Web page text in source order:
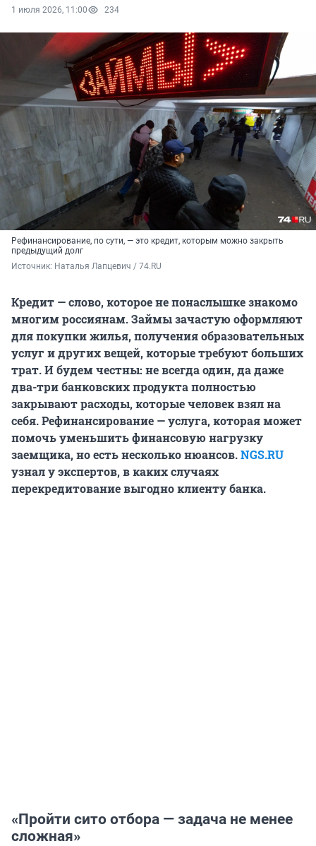
1 июля 2026, 11:00 234
Рефинансирование, по сути, — это кредит, которым можно закрыть
предыдущий долг
Источник: Наталья Лапцевич / 74.RU
Кредит — слово, которое не понаслышке знакомо
многим россиянам. Займы зачастую оформляют
для покупки жилья, получения образовательных
услуг и других вещей, которые требуют больших
трат. И будем честны: не всегда один, да даже
два-три банковских продукта полностью
закрывают расходы, которые человек взял на
себя. Рефинансирование — услуга, которая может
помочь уменьшить финансовую нагрузку
заемщика, но есть несколько нюансов.NGS.RU
узнал у экспертов, в каких случаях
перекредитование выгодно клиенту банка.
«Пройти сито отбора — задача не менее
сложная»